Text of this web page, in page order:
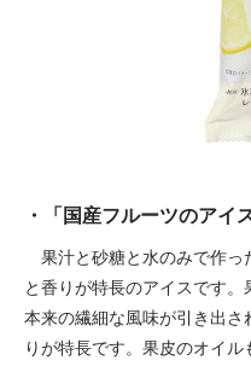
・「国産フルーツのアイ
果汁と砂糖と水のみで作
と香りが特長のアイスです
本来の繊細な風味が引き出さ
りが特長です。果皮のオイ